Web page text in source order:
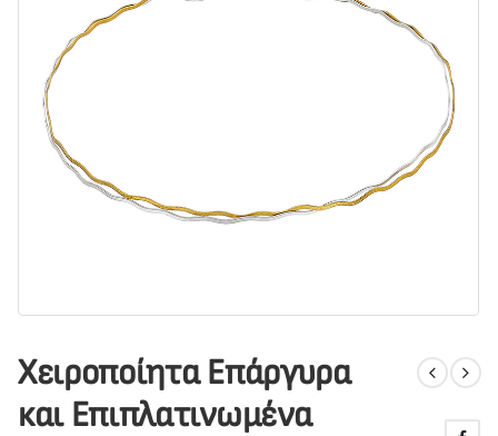
Χειροποίητα Επάργυρα
και Επιπλατινωμένα